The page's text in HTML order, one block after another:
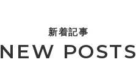
新着記事
NEW POSTS